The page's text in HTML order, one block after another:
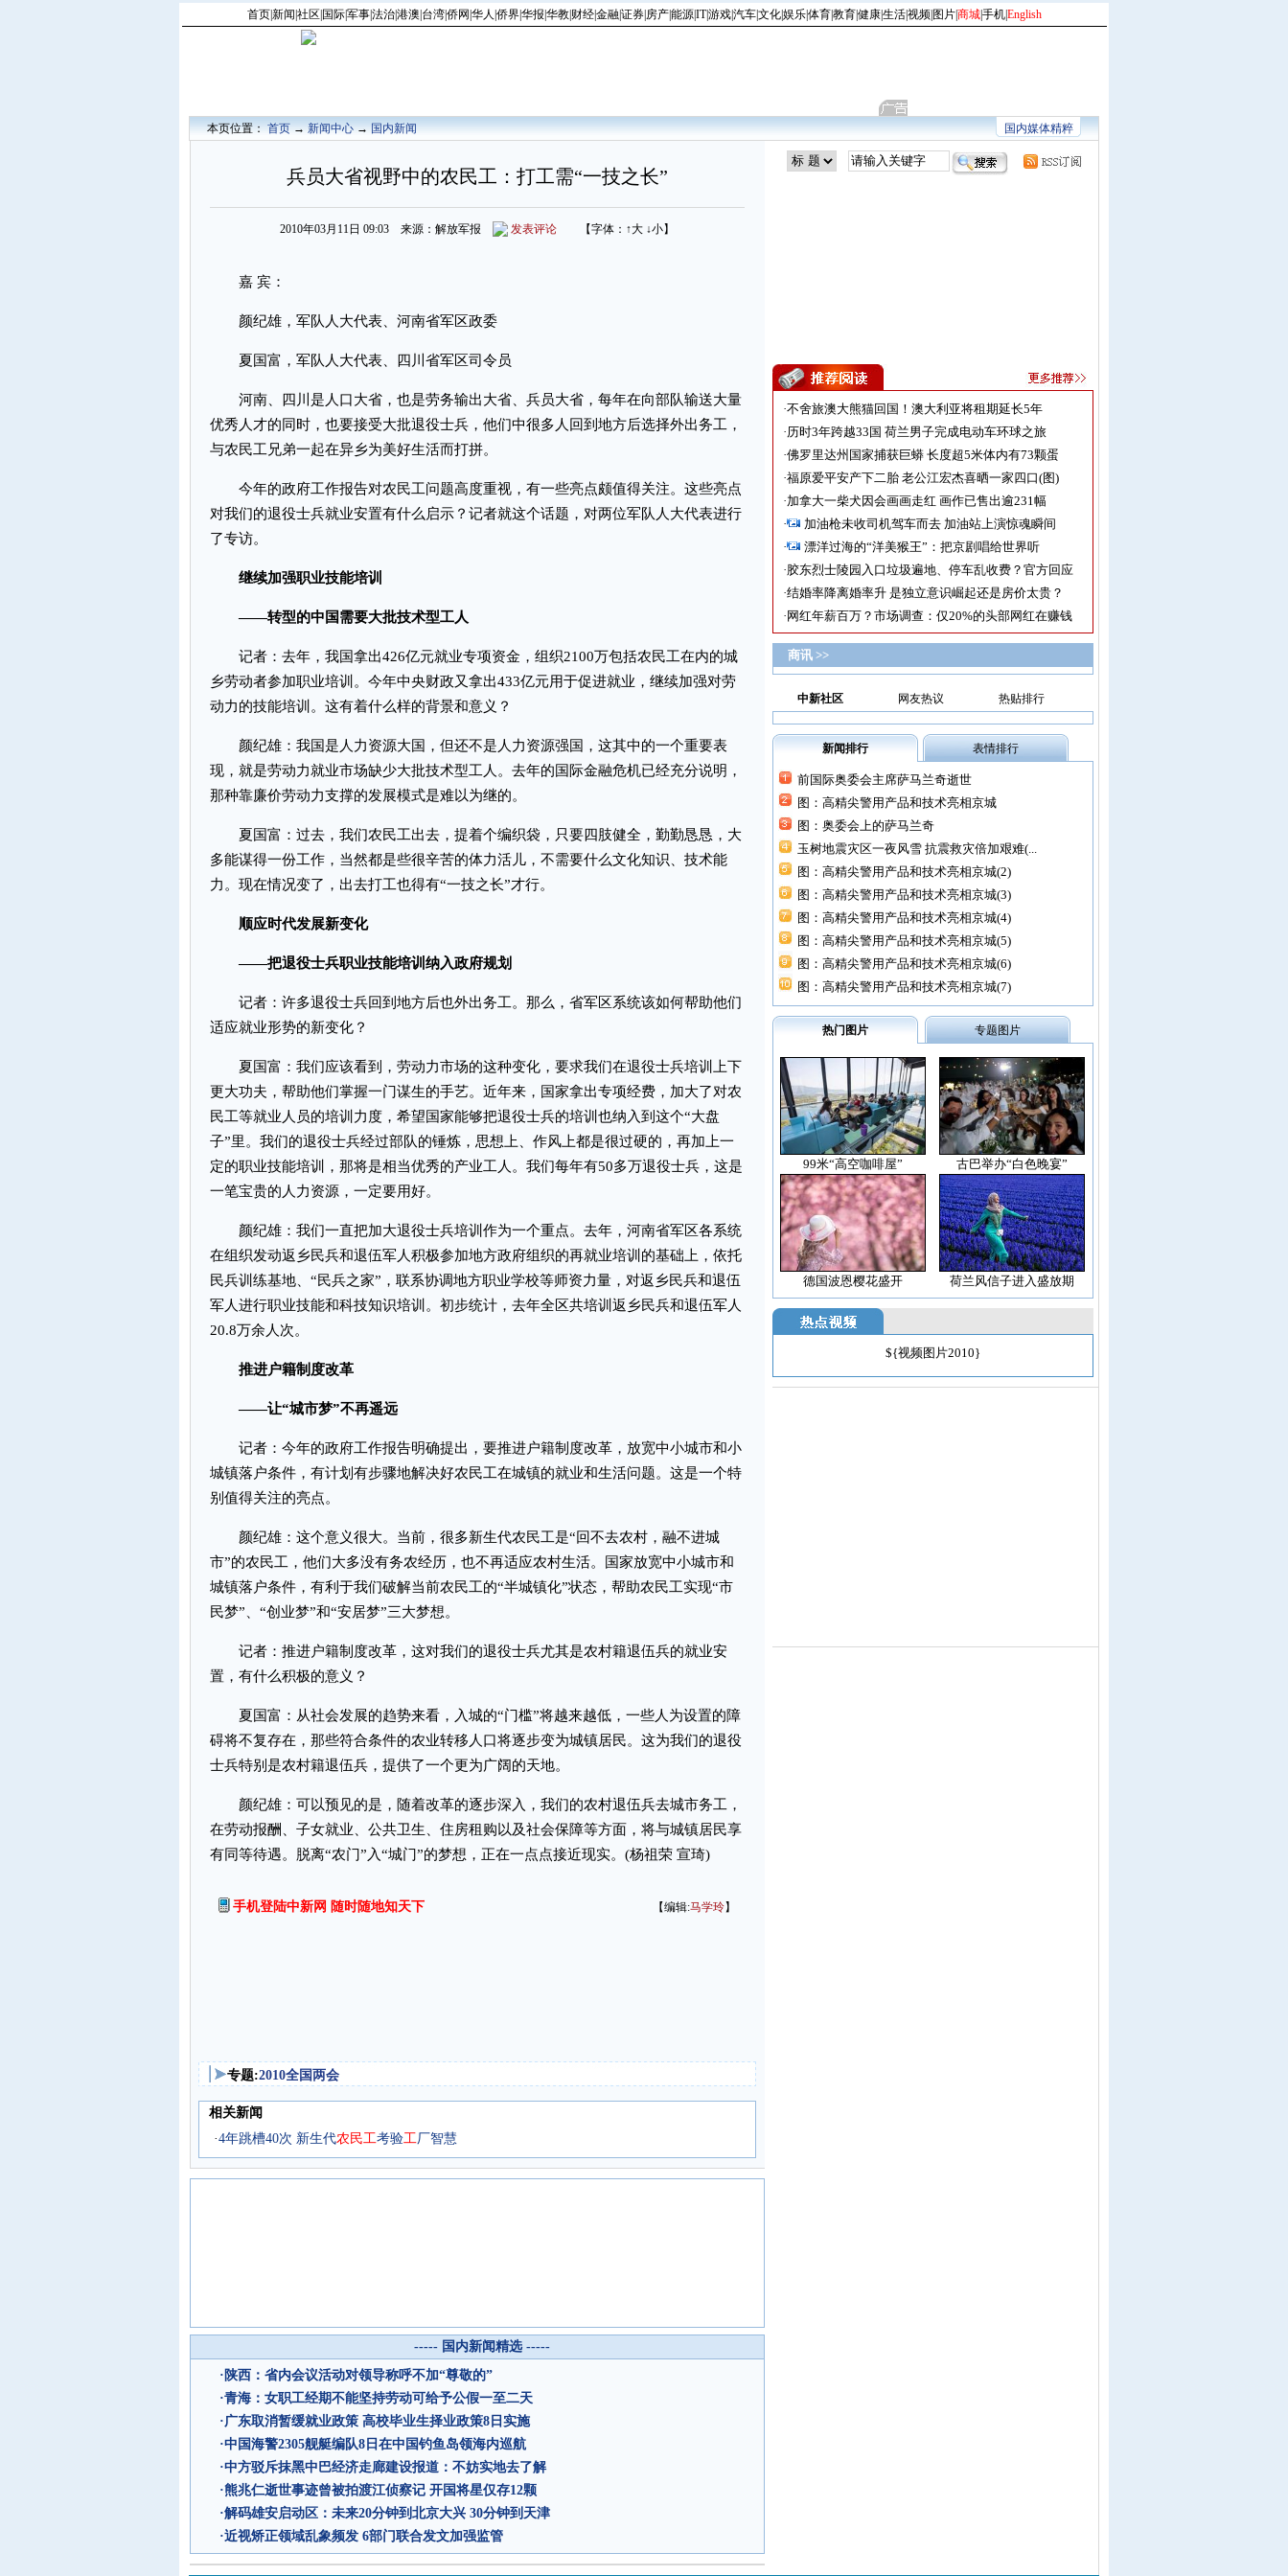
首页|新闻 社区 国际|军事|法治|港澳 台湾|侨网 华人 侨界|华报 华教| 财经|金融|证券| 房产|能源|IT|游戏|汽车|文化|娱乐|体育|教育|健康|生活|视频| 图片|商城|手机|English
本页位置：首页→新闻中心→国内新闻 国内媒体精粹
兵员大省视野中的农民工：打工需“一技之长”
2010年03月11日 09:03 来源：解放军报 发表评论 【字体： ↑大 ↓小】
嘉 宾：
颜纪雄，军队人大代表、河南省军区政委
夏国富，军队人大代表、四川省军区司令员
河南、四川是人口大省，也是劳务输出大省、兵员大省，每年在向部队输送大量
优秀人才的同时，也要接受大批退役士兵，他们中很多人回到地方后选择外出务工，
与农民工兄弟一起在异乡为美好生活而打拼。
今年的政府工作报告对农民工问题高度重视，有一些亮点颇值得关注。这些亮点
对我们的退役士兵就业安置有什么启示？记者就这个话题，对两位军队人大代表进行
了专访。
继续加强职业技能培训
——转型的中国需要大批技术型工人
记者：去年，我国拿出426亿元就业专项资金，组织2100万包括农民工在内的城
乡劳动者参加职业培训。今年中央财政又拿出433亿元用于促进就业，继续加强对劳
动力的技能培训。这有着什么样的背景和意义？
颜纪雄：我国是人力资源大国，但还不是人力资源强国，这其中的一个重要表
现，就是劳动力就业市场缺少大批技术型工人。去年的国际金融危机已经充分说明，
那种靠廉价劳动力支撑的发展模式是难以为继的。
夏国富：过去，我们农民工出去，提着个编织袋，只要四肢健全，勤勤恳恳，大
多能谋得一份工作，当然都是些很辛苦的体力活儿，不需要什么文化知识、技术能
力。现在情况变了，出去打工也得有“一技之长”才行。
顺应时代发展新变化
——把退役士兵职业技能培训纳入政府规划
记者：许多退役士兵回到地方后也外出务工。那么，省军区系统该如何帮助他们
适应就业形势的新变化？
夏国富：我们应该看到，劳动力市场的这种变化，要求我们在退役士兵培训上下
更大功夫，帮助他们掌握一门谋生的手艺。近年来，国家拿出专项经费，加大了对农
民工等就业人员的培训力度，希望国家能够把退役士兵的培训也纳入到这个“大盘
子”里。我们的退役士兵经过部队的锤炼，思想上、作风上都是很过硬的，再加上一
定的职业技能培训，那将是相当优秀的产业工人。我们每年有50多万退役士兵，这是
一笔宝贵的人力资源，一定要用好。
颜纪雄：我们一直把加大退役士兵培训作为一个重点。去年，河南省军区各系统
在组织发动返乡民兵和退伍军人积极参加地方政府组织的再就业培训的基础上，依托
民兵训练基地、“民兵之家”，联系协调地方职业学校等师资力量，对返乡民兵和退伍
军人进行职业技能和科技知识培训。初步统计，去年全区共培训返乡民兵和退伍军人
20.8万余人次。
推进户籍制度改革
——让“城市梦”不再遥远
记者：今年的政府工作报告明确提出，要推进户籍制度改革，放宽中小城市和小
城镇落户条件，有计划有步骤地解决好农民工在城镇的就业和生活问题。这是一个特
别值得关注的亮点。
颜纪雄：这个意义很大。当前，很多新生代农民工是“回不去农村，融不进城
市”的农民工，他们大多没有务农经历，也不再适应农村生活。国家放宽中小城市和
城镇落户条件，有利于我们破解当前农民工的“半城镇化”状态，帮助农民工实现“市
民梦”、“创业梦”和“安居梦”三大梦想。
记者：推进户籍制度改革，这对我们的退役士兵尤其是农村籍退伍兵的就业安
置，有什么积极的意义？
夏国富：从社会发展的趋势来看，入城的“门槛”将越来越低，一些人为设置的障
碍将不复存在，那些符合条件的农业转移人口将逐步变为城镇居民。这为我们的退役
士兵特别是农村籍退伍兵，提供了一个更为广阔的天地。
颜纪雄：可以预见的是，随着改革的逐步深入，我们的农村退伍兵去城市务工，
在劳动报酬、子女就业、公共卫生、住房租购以及社会保障等方面，将与城镇居民享
有同等待遇。脱离“农门”入“城门”的梦想，正在一点点接近现实。(杨祖荣 宣琦)
手机登陆中新网 随时随地知天下 【编辑:马学玲】
专题:2010全国两会
相关新闻
·4年跳槽40次 新生代农 民工考验工厂智慧
----- 国内新闻精选 -----
· 陕西：省内会议活动对领导称呼不加“尊敬的”
·青海：女职工经期不能坚持劳动可给予公假一至二天
·广东取消暂缓就业政策 高校毕业生择业政策8日实施
·中国海警2305舰艇编队8日在中国钓鱼岛领海内巡航
·中方驳斥抹黑中巴经济走廊建设报道：不妨实地去了解
·熊兆仁逝世事迹曾被拍渡江侦察记 开国将星仅存12颗
·解码雄安启动区：未来20分钟到北京大兴 30分钟到天津
·近视矫正领域乱象频发 6部门联合发文加强监管
·不舍旅澳大熊猫回国！澳大利亚将租期延长5年
·历时3年跨越33国 荷兰男子完成电动车环球之旅
·佛罗里达州国家捕获巨蟒 长度超5米体内有73颗蛋
·福原爱平安产下二胎 老公江宏杰喜晒一家四口(图)
·加拿大一柴犬因会画画走红 画作已售出逾231幅
·
加油枪未收司机驾车而去 加油站上演惊魂瞬间
·
漂洋过海的“洋美猴王”：把京剧唱给世界听
·胶东烈士陵园入口垃圾遍地、停车乱收费？官方回应
·结婚率降离婚率升 是独立意识崛起还是房价太贵？
· 网红年薪百万？市场调查：仅20%的头部网红在赚钱
商讯 >>
中新社区 网友热议 热贴排行
新闻排行 表情排行
前国际奥委会主席萨马兰奇逝世
图：高精尖警用产品和技术亮相京城
图：奥委会上的萨马兰奇
玉树地震灾区一夜风雪 抗震救灾倍加艰难(...
图：高精尖警用产品和技术亮相京城(2)
图：高精尖警用产品和技术亮相京城(3)
图：高精尖警用产品和技术亮相京城(4)
图：高精尖警用产品和技术亮相京城(5)
图：高精尖警用产品和技术亮相京城(6)
图：高精尖警用产品和技术亮相京城(7)
热门图片 专题图片
99米“高空咖啡屋” 古巴举办“白色晚宴”
德国波恩樱花盛开 荷兰风信子进入盛放期
${视频图片2010}